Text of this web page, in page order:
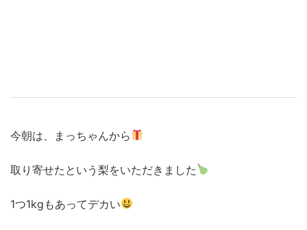
今朝は、まっちゃんから
取り寄せたという梨をいただきました
1つ1kgもあってデカい